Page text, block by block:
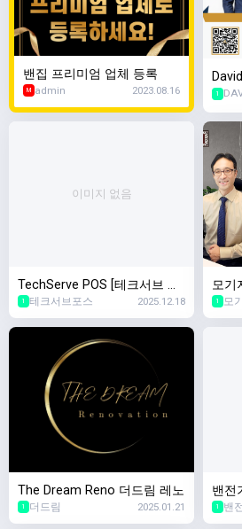
밴집 프리미엄 업체 등록
M admin 2023.08.16 1
이미지 없음
TechServe POS [테크서브 포
스]
1 테크서브포스 2025.12.18
모기
1 모
The Dream Reno 더드림 레노
1 더드림 2025.01.21
밴전
1 밴